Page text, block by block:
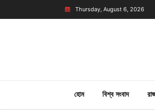
Thursday, August 6, 2026
হোম বিশ্ব সংবাদ